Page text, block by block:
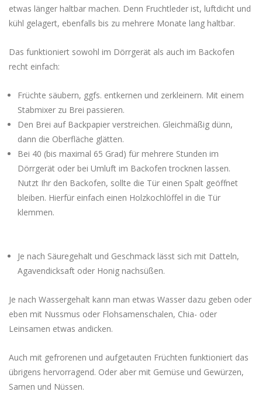
etwas länger haltbar machen. Denn Fruchtleder ist, luftdicht und
kühl gelagert, ebenfalls bis zu mehrere Monate lang haltbar.
Das funktioniert sowohl im Dörrgerät als auch im Backofen
recht einfach:
Früchte säubern, ggfs. entkernen und zerkleinern. Mit einem
Stabmixer zu Brei passieren.
Den Brei auf Backpapier verstreichen. Gleichmäßig dünn,
dann die Oberfläche glätten.
Bei 40 (bis maximal 65 Grad) für mehrere Stunden im
Dörrgerät oder bei Umluft im Backofen trocknen lassen.
Nutzt Ihr den Backofen, sollte die Tür einen Spalt geöffnet
bleiben. Hierfür einfach einen Holzkochlöffel in die Tür
klemmen.
Je nach Säuregehalt und Geschmack lässt sich mit Datteln,
Agavendicksaft oder Honig nachsüßen.
Je nach Wassergehalt kann man etwas Wasser dazu geben oder
eben mit Nussmus oder Flohsamenschalen, Chia- oder
Leinsamen etwas andicken.
Auch mit gefrorenen und aufgetauten Früchten funktioniert das
übrigens hervorragend. Oder aber mit Gemüse und Gewürzen,
Samen und Nüssen.